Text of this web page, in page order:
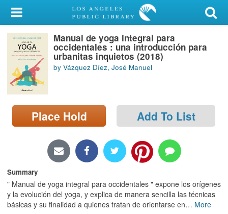
My Account
Library Card
Sign In
Search
Locations/Hours (external
page)
Manual de yoga integral para
occidentales : una introducción para
urbanitas inquietos (2018)
by Vázquez Díez, José Manuel
Place Hold Add To List
Summary
" Manual de yoga integral para occidentales " expone los orígenes
y la evolución del yoga, y explica de manera sencilla las técnicas
básicas y su finalidad a quienes tratan de orientarse en… More